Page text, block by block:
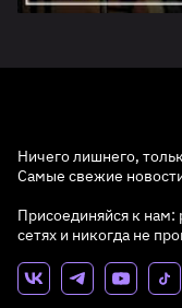
Ничего лишнего,
Самые свежие
Присоединяйся к нам:
сетях и никогда не